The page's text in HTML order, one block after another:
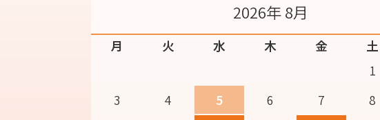
2026年 8月
月 火 水 木 金 土
1
3
4 5 6 7 8